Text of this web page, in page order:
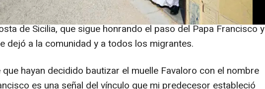
su gratitud por la "cálida acogida" en la isla situada
de Sicilia, que sigue honrando el paso del Papa Francisco y
dejó a la comunidad y a todos los migrantes.
que hayan decidido bautizar el muelle Favaloro con el nombre
es una señal del vínculo que mi predecesor estableció